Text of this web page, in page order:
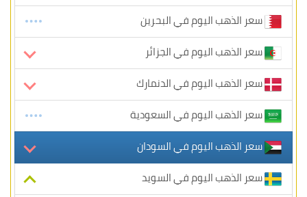
سعر الذهب اليوم في البحرين
سعر الذهب اليوم في الجزائر
سعر الذهب اليوم في الدنمارك
سعر الذهب اليوم في السعودية
سعر الذهب اليوم في السودان
سعر الذهب اليوم في السويد